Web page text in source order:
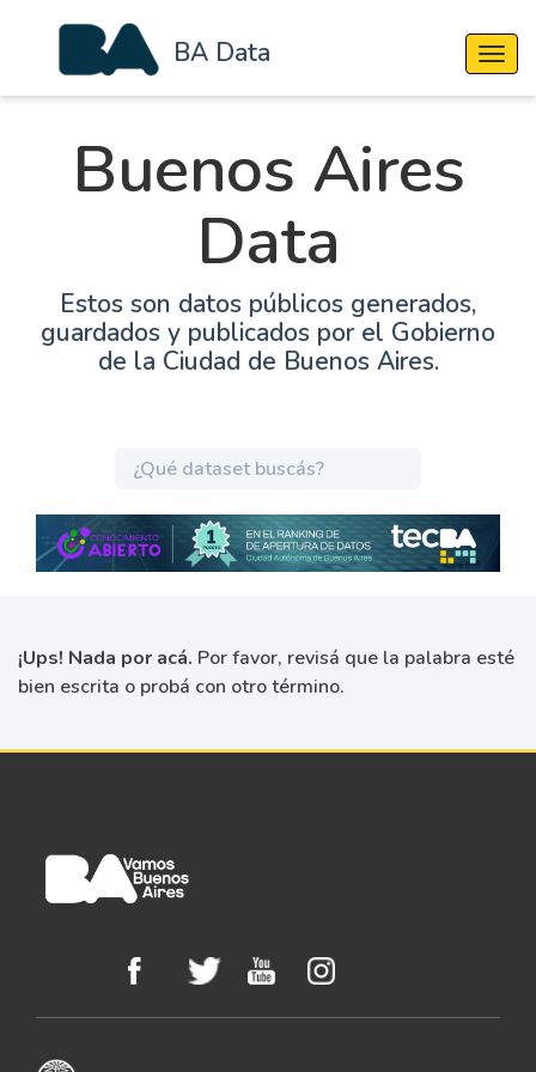
BA Data
Buenos Aires
Data
Estos son datos públicos generados,
guardados y publicados por el Gobierno
de la Ciudad de Buenos Aires.
¡Ups! Nada por acá. Por favor, revisá que la palabra esté
bien escrita o probá con otro término.